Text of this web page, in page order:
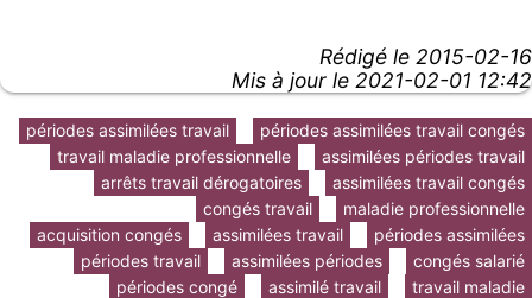
Rédigé le 2015-02-16
Mis à jour le 2021-02-01 12:42
périodes assimilées travail congés
périodes assimilées travail
assimilées périodes travail
travail maladie professionnelle
assimilées travail congés
arrêts travail dérogatoires
maladie professionnelle
congés travail
périodes assimilées
assimilées travail
acquisition congés
congés salarié
assimilées périodes
périodes travail
travail maladie
assimilé travail
périodes congé